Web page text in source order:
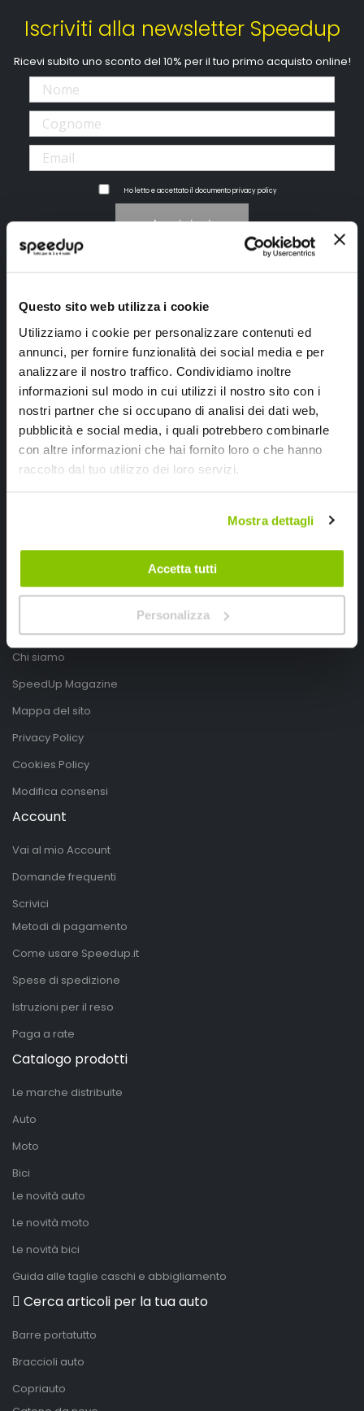
Questo sito web utilizza i cookie
Utilizziamo i cookie per personalizzare contenuti ed
annunci, per fornire funzionalità dei social media e per
analizzare il nostro traffico. Condividiamo inoltre
informazioni sul modo in cui utilizzi il nostro sito con i
nostri partner che si occupano di analisi dei dati web,
pubblicità e social media, i quali potrebbero combinarle
con altre informazioni che hai fornito loro o che hanno
raccolto dal tuo utilizzo dei loro servizi.
Mostra dettagli
Accetta tutti
Personalizza
Iscriviti alla newsletter Speedup
Ricevi subito uno sconto del 10% per il tuo primo acquisto online!
Ho letto e accettato il documentoprivacy policy
Iscrivimi
Segui SPEEDUP.IT
SpeedUp.it
Treviso, Italy 31040
Speedup.it by Trio Group
Telefono0423.601555
Chi siamo
SpeedUp Magazine
Mappa del sito
Privacy Policy
Cookies Policy
Modifica consensi
Account
Vai al mio Account
Domande frequenti
Scrivici
Metodi di pagamento
Come usare Speedup.it
Spese di spedizione
Istruzioni per il reso
Paga a rate
Catalogo prodotti
Le marche distribuite
Auto
Moto
Bici
Le novità auto
Le novità moto
Le novità bici
Guida alle taglie caschi e abbigliamento
Cerca articoli per la tua auto
Barre portatutto
Braccioli auto
Copriauto